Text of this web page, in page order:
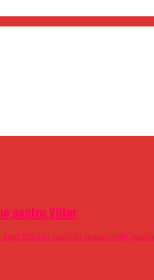
pentru Viitor
2024 cu realizări remarcabile,